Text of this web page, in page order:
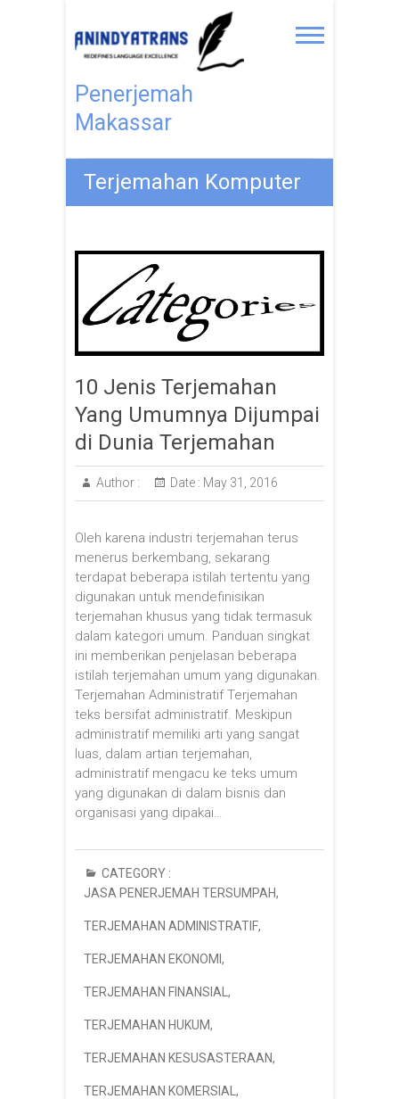
Penerjemah
Makassar
Terjemahan Komputer
10 Jenis Terjemahan
Yang Umumnya Dijumpai
di Dunia Terjemahan
Author : Date : May 31, 2016
Oleh karena industri terjemahan terus
menerus berkembang, sekarang
terdapat beberapa istilah tertentu yang
digunakan untuk mendefinisikan
terjemahan khusus yang tidak termasuk
dalam kategori umum. Panduan singkat
ini memberikan penjelasan beberapa
istilah terjemahan umum yang digunakan.
Terjemahan Administratif Terjemahan
teks bersifat administratif. Meskipun
administratif memiliki arti yang sangat
luas, dalam artian terjemahan,
administratif mengacu ke teks umum
yang digunakan di dalam bisnis dan
organisasi yang dipakai…
CATEGORY :
JASA PENERJEMAH TERSUMPAH,
TERJEMAHAN ADMINISTRATIF,
TERJEMAHAN EKONOMI ,
TERJEMAHAN FINANSIAL ,
TERJEMAHAN HUKUM,
TERJEMAHAN KESUSASTERAAN,
TERJEMAHAN KOMERSIAL ,